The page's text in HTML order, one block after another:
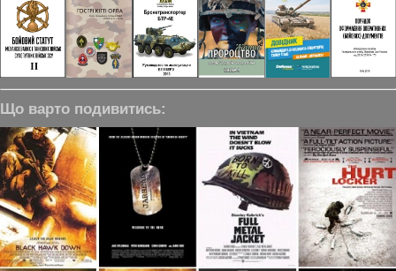
Що варто подивитись: